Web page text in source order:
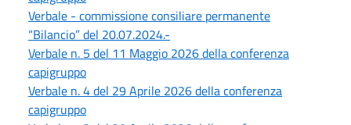
Verbale - commissione consiliare permanente
“Bilancio” del 20.07.2024.-
Verbale n. 5 del 11 Maggio 2026 della conferenza
capigruppo
Verbale n. 4 del 29 Aprile 2026 della conferenza
capigruppo